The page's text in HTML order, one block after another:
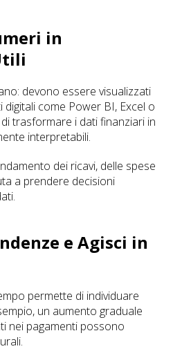
in
devono essere visualizzati
come Power BI, Excel o
trasformare i dati finanziari in
interpretabili.
dei ricavi, delle spese
a prendere decisioni
e Agisci in
permette di individuare
un aumento graduale
nei pagamenti possono